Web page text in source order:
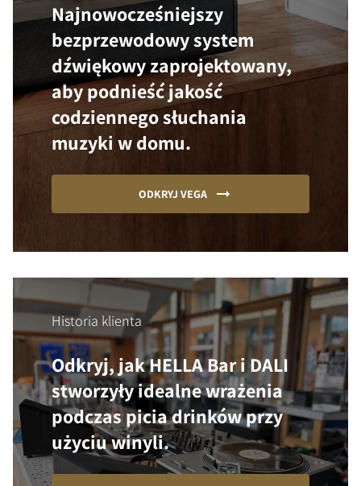
Najnowocześniejszy
bezprzewodowy system
dźwiękowy zaprojektowany,
aby podnieść jakość
codziennego słuchania
muzyki w domu.
ODKRYJ VEGA
Historia klienta
Odkryj, jak HELLA Bar i DALI
stworzyły idealne wrażenia
podczas picia drinków przy
użyciu winyli.